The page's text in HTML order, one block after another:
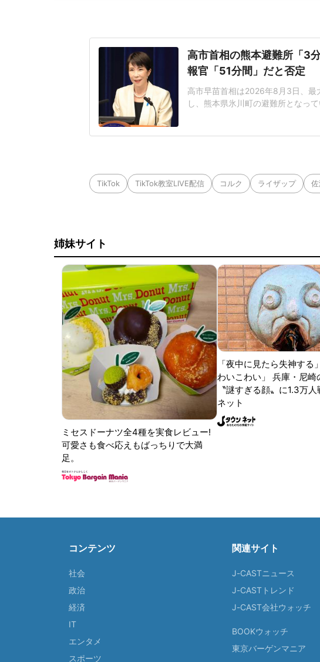
高市首相の熊本避難所「3
報官「51分間」だと否定
高市早苗首相は2026年8月3日、最
し、熊本県氷川町の避難所となっ
上では、高市氏がわずか「3分間
る。これに対し、内閣広報官の公
TikTok TikTok教室LIVE配信 コルク ライザップ
姉妹サイト
ミセスドーナツ全4種を実食レビュー!
可愛さも食べ応えもばっちりで大満
足。
「夜中に見たら失神する
わいこわい」 兵庫・尼崎
〝謎すぎる顔〟に1.3万
ネット
コンテンツ
社会
政治
経済
IT
エンタメ
スポーツ
関連サイト
J-CASTニュース
J-CASTトレンド
J-CAST会社ウォッチ
BOOKウォッチ
東京バーゲンマニア